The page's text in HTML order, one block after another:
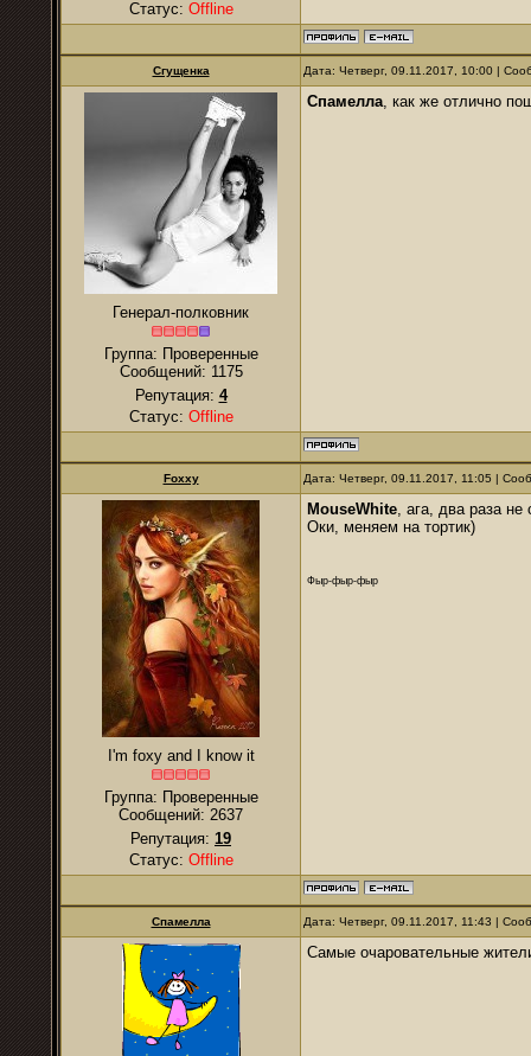
Статус: Offline
Сгущенка Дата: Четверг, 09.11.2017, 10:00 |
Генерал-полковник
Группа: Проверенные
Сообщений: 1175
Репутация: 4
Статус: Offline
Спамелла, как же отлично
Foxxy Дата: Четверг, 09.11.2017, 11:05 |
I'm foxy and I know it
Группа: Проверенные
Сообщений: 2637
Репутация: 19
Статус: Offline
MouseWhite, ага, два раза не
Оки, меняем на тортик)
Фыр-фыр-фыр
Спамелла Дата: Четверг, 09.11.2017, 11:43 |
Самые очаровательные